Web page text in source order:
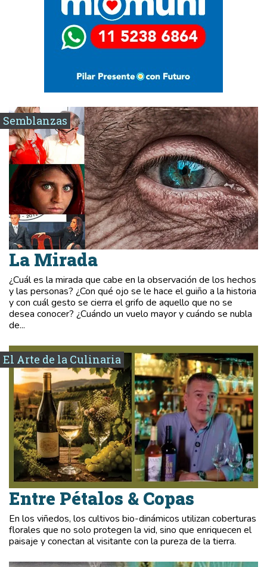
Semblanzas
La Mirada
¿Cuál es la mirada que cabe en la observación de los hechos
y las personas? ¿Con qué ojo se le hace el guiño a la historia
y con cuál gesto se cierra el grifo de aquello que no se
desea conocer? ¿Cuándo un vuelo mayor y cuándo se nubla
de...
El Arte de la Culinaria
Entre Pétalos & Copas
En los viñedos, los cultivos bio-dinámicos utilizan coberturas
florales que no solo protegen la vid, sino que enriquecen el
paisaje y conectan al visitante con la pureza de la tierra.